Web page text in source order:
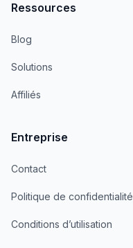
Ressources
Blog
Solutions
Affiliés
Entreprise
Contact
Politique de confidentialité
Conditions d’utilisation